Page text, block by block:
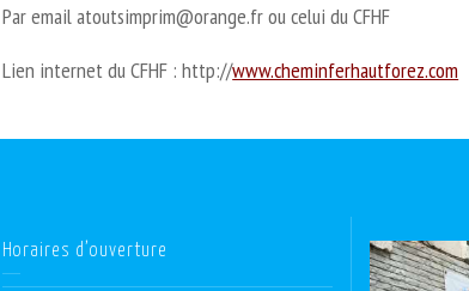
Par email atoutsimprim@orange.fr ou celui du CFHF
Lien internet du CFHF : http://www.cheminferhautforez.com
Horaires d’ouverture